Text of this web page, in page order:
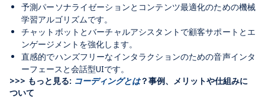
予測パーソナライゼーションとコンテンツ最適化のための機械
学習アルゴリズムです。
チャットボットとバーチャルアシスタントで顧客サポートとエ
ンゲージメントを強化します。
直感的でハンズフリーなインタラクションのための音声インタ
ーフェースと会話型UIです。
>>> もっと見る: コーディングとは？事例、メリットや仕組みに
ついて